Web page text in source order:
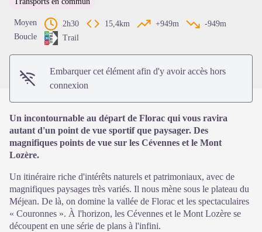
Moyen 2h30 15,4km +949m
-949m
Boucle
Trail
Embarquer cet élément afin d'y avoir accès hors
connexion
Un incontournable au départ de Florac qui vous ravira
autant d'un point de vue sportif que paysager. Des
magnifiques points de vue sur les Cévennes et le Mont
Lozère.
Un itinéraire riche d'intérêts naturels et patrimoniaux, avec de
magnifiques paysages très variés. Il nous mène sous le plateau du
Méjean. De là, on domine la vallée de Florac et les spectaculaires
« Couronnes ». À l'horizon, les Cévennes et le Mont Lozère se
découpent en une série de plans à l'infini.